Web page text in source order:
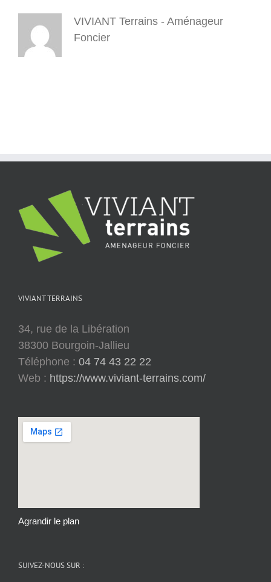
VIVIANT Terrains - Aménageur
Foncier
VIVIANT TERRAINS
34, rue de la Libération
38300 Bourgoin-Jallieu
Téléphone : 04 74 43 22 22
Web : https://www.viviant-terrains.com/
Agrandir le plan
SUIVEZ-NOUS SUR :